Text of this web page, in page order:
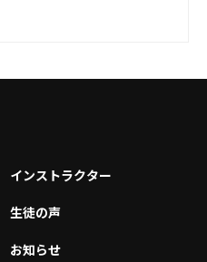
インストラクター
生徒の声
お知らせ